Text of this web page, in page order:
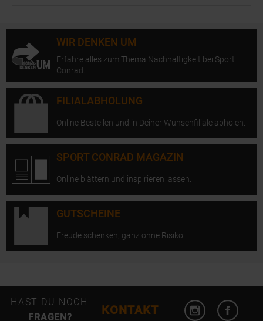
WIR DENKEN UM
Erfahre alles zum Thema Nachhaltigkeit bei Sport
Conrad.
FILIALABHOLUNG
Online Bestellen und in Deiner Wunschfiliale abholen.
SPORT CONRAD MAGAZIN
Online blättern und inspirieren lassen.
GUTSCHEINE
Freude schenken, ganz ohne Risiko.
HAST DU NOCH
FRAGEN?
KONTAKT
Instagram